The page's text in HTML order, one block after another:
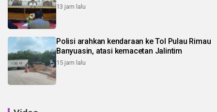
13 jam lalu
Polisi arahkan kendaraan ke Tol Pulau Rimau
Banyuasin, atasi kemacetan Jalintim
15 jam lalu